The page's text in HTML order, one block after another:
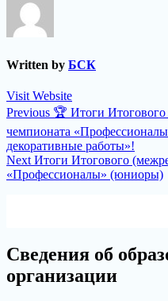
Written by БСК
Visit Website
Навигация
по
записям
Previous Previous
🏆 Итоги Итогового
чемпионата
декоративные работы»!
Next Next
post:
Итоги Итогового
«Профессионалы» (юниоры)
Сведения об
организации